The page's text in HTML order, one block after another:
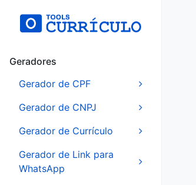
Geradores
Gerador de CPF
Gerador de CNPJ
Gerador de Currículo
Gerador de Link para
WhatsApp